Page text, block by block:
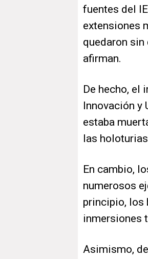
fuentes del
extensiones
quedaron
afirman.
De hecho, el
Innovación y
estaba
las
En cambio,
numerosos
principio, los
inmersiones
Asimismo,